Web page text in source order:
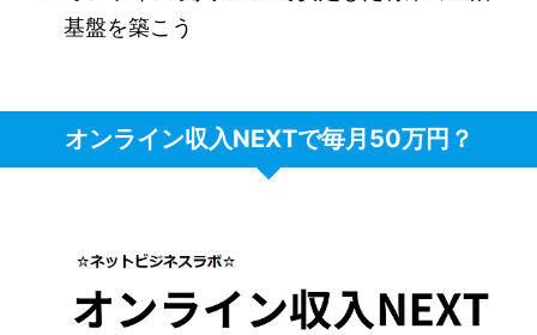
基盤を築こう
オンライン収入NEXTで毎月50万円？